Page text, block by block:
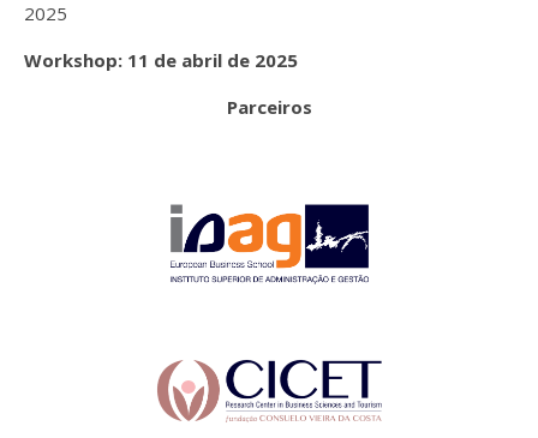
2025
Workshop: 11 de abril de 2025
Parceiros